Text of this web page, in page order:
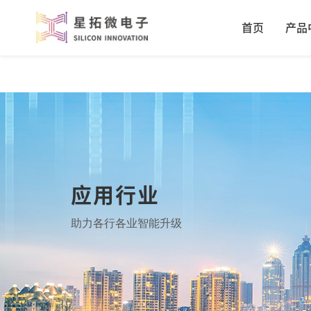
首页 产品
应用行业
助力各行各业智能升级